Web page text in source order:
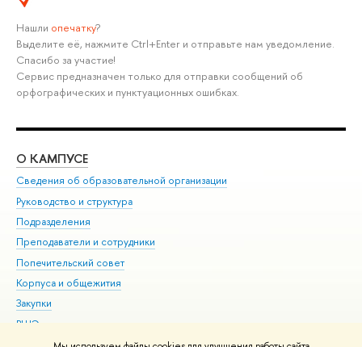
Нашли опечатку?
Выделите её, нажмите Ctrl+Enter и отправьте нам уведомление.
Спасибо за участие!
Сервис предназначен только для отправки сообщений об
орфографических и пунктуационных ошибках.
О КАМПУСЕ
Сведения об образовательной организации
Руководство и структура
Подразделения
Преподаватели и сотрудники
Попечительский совет
Корпуса и общежития
Закупки
ВШЭ для студентов с ограниченными возможностями
здоровья и инвалидностью